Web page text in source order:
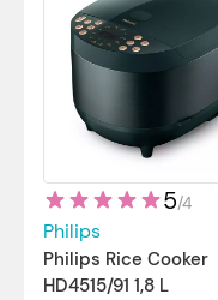
5/4
Philips
Philips Rice Cooker
HD4515/91 1,8 L